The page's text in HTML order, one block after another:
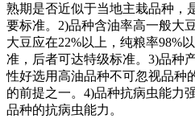
熟期是否近似于当地主栽品种，
要标准。2)品种含油率高一般大
大豆应在22%以上，纯粮率98%
准，后者可达特级标准。3)品种
性好选用高油品种不可忽视品种
的前提之一。4)品种抗病虫能力
品种的抗病虫能力。